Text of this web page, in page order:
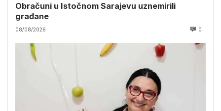
Obračuni u Istočnom Sarajevu uznemirili
građane
08/08/2026 0